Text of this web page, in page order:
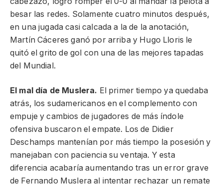
besar las redes. Solamente cuatro minutos después,
en una jugada casi calcada a la de la anotación,
Martín Cáceres ganó por arriba y Hugo Lloris le
quitó el grito de gol con una de las mejores tapadas
del Mundial.
El mal día de Muslera. El primer tiempo ya quedaba
atrás, los sudamericanos en el complemento con
empuje y cambios de jugadores de más índole
ofensiva buscaron el empate. Los de Didier
Deschamps mantenían por más tiempo la posesión y
manejaban con paciencia su ventaja. Y esta
diferencia acabaría aumentando tras un error grave
de Fernando Muslera al intentar rechazar un remate